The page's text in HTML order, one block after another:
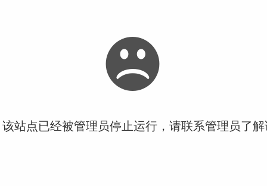
站点已经被管理员停止运行，请联系管理员了